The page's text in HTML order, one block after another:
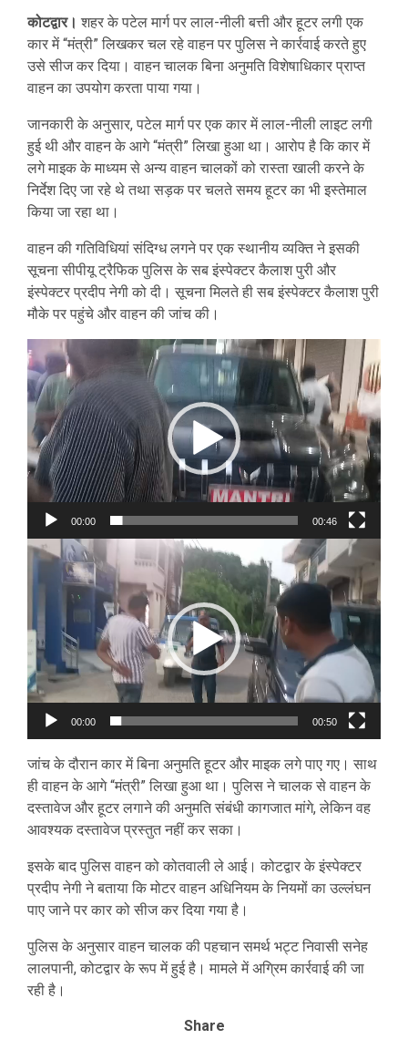
कोटद्वार। शहर के पटेल मार्ग पर लाल-नीली बत्ती और हूटर लगी एक
कार में “मंत्री” लिखकर चल रहे वाहन पर पुलिस ने कार्रवाई करते हुए
उसे सीज कर दिया। वाहन चालक बिना अनुमति विशेषाधिकार प्राप्त
वाहन का उपयोग करता पाया गया।
जानकारी के अनुसार, पटेल मार्ग पर एक कार में लाल-नीली लाइट लगी
हुई थी और वाहन के आगे “मंत्री” लिखा हुआ था। आरोप है कि कार में
लगे माइक के माध्यम से अन्य वाहन चालकों को रास्ता खाली करने के
निर्देश दिए जा रहे थे तथा सड़क पर चलते समय हूटर का भी इस्तेमाल
किया जा रहा था।
वाहन की गतिविधियां संदिग्ध लगने पर एक स्थानीय व्यक्ति ने इसकी
सूचना सीपीयू ट्रैफिक पुलिस के सब इंस्पेक्टर कैलाश पुरी और
इंस्पेक्टर प्रदीप नेगी को दी। सूचना मिलते ही सब इंस्पेक्टर कैलाश पुरी
मौके पर पहुंचे और वाहन की जांच की।
Video
Player
00:00 00:46
Video
Player
00:00 00:50
जांच के दौरान कार में बिना अनुमति हूटर और माइक लगे पाए गए। साथ
ही वाहन के आगे “मंत्री” लिखा हुआ था। पुलिस ने चालक से वाहन के
दस्तावेज और हूटर लगाने की अनुमति संबंधी कागजात मांगे, लेकिन वह
आवश्यक दस्तावेज प्रस्तुत नहीं कर सका।
इसके बाद पुलिस वाहन को कोतवाली ले आई। कोटद्वार के इंस्पेक्टर
प्रदीप नेगी ने बताया कि मोटर वाहन अधिनियम के नियमों का उल्लंघन
पाए जाने पर कार को सीज कर दिया गया है।
पुलिस के अनुसार वाहन चालक की पहचान समर्थ भट्ट निवासी सनेह
लालपानी, कोटद्वार के रूप में हुई है। मामले में अग्रिम कार्रवाई की जा
रही है।
Share